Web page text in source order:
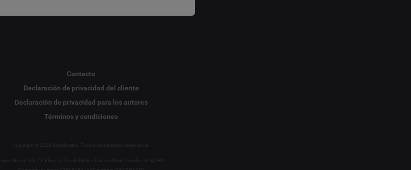
Contacto
Declaración de privacidad del cliente
Declaración de privacidad para los autores
Términos y condiciones
Copyright © 2026 Brandwatch. Todos los derechos reservados.
Cision Group Ltd, 7th Floor, 5 Churchill Place, Canary Wharf, London, E14 5HU